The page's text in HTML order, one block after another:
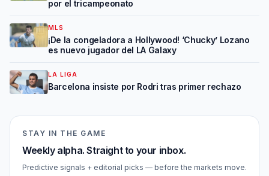
por el tricampeonato
MLS
¡De la congeladora a Hollywood! ‘Chucky’ Lozano
es nuevo jugador del LA Galaxy
LA LIGA
Barcelona insiste por Rodri tras primer rechazo
STAY IN THE GAME
Weekly alpha. Straight to your inbox.
Predictive signals + editorial picks — before the markets move.